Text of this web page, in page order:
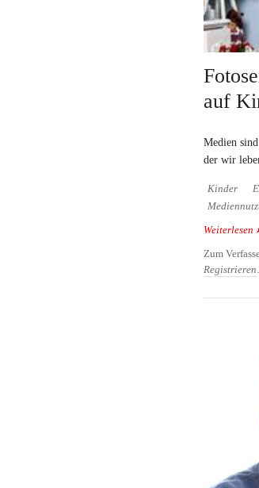
auf
Medien
der wir
Kinder
Weiterlesen
Zum
Registrieren.